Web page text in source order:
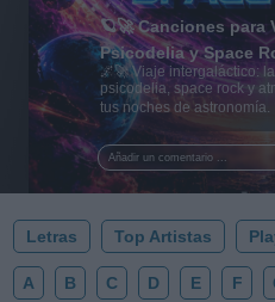
Añadir un comentario ...
🪐🚀 Canciones para
Psicodelia y Space
🌌🚀 Viaje intergaláctico:
psicodelia, space rock y
tus noches de
al firmamento y siente la
esta colección para tu
✨⭐
Letras Top Artistas
A B C D E F